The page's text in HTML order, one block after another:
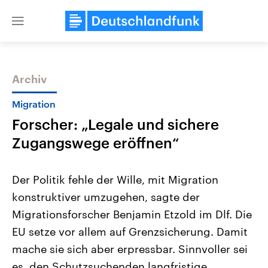
Close
Themen
Landtagswahl Sachsen-Anhalt
2026
Alle Informationen
Sachsen-Anhalt wählt am 6.
September 2026 einen neuen
Landtag. Seit 2021 wird das
Bundesland von einer Koalition aus
USA
Aktuelle Beiträge,
Hintergründe
Wirtschaftlich und
gehören die Vereinigten
den mächtigsten Ländern
mit großem Einfluss auf
Archiv
Migration
Forscher: „Legale und sichere
Zugangswege eröffnen“
Der Politik fehle der Wille, mit Migration
konstruktiver umzugehen, sagte der
Migrationsforscher Benjamin Etzold im Dlf. Die
EU setze vor allem auf Grenzsicherung. Damit
mache sie sich aber erpressbar. Sinnvoller sei